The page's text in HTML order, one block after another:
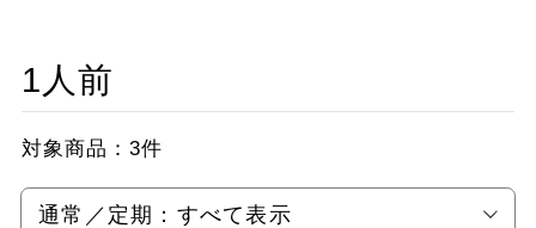
1人前
対象商品： 3件
通常／定期： すべて表示